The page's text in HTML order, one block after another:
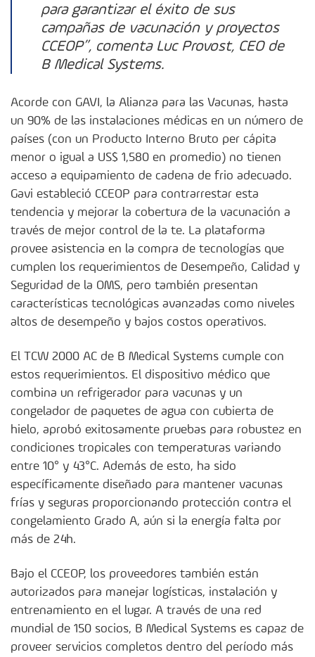
para garantizar el éxito de sus
campañas de vacunación y proyectos
CCEOP”, comenta Luc Provost, CEO de
B Medical Systems.
Acorde con GAVI, la Alianza para las Vacunas, hasta
un 90% de las instalaciones médicas en un número de
países (con un Producto Interno Bruto per cápita
menor o igual a US$ 1,580 en promedio) no tienen
acceso a equipamiento de cadena de frio adecuado.
Gavi estableció CCEOP para contrarrestar esta
tendencia y mejorar la cobertura de la vacunación a
través de mejor control de la te. La plataforma
provee asistencia en la compra de tecnologías que
cumplen los requerimientos de Desempeño, Calidad y
Seguridad de la OMS, pero también presentan
características tecnológicas avanzadas como niveles
altos de desempeño y bajos costos operativos.
El TCW 2000 AC de B Medical Systems cumple con
estos requerimientos. El dispositivo médico que
combina un refrigerador para vacunas y un
congelador de paquetes de agua con cubierta de
hielo, aprobó exitosamente pruebas para robustez en
condiciones tropicales con temperaturas variando
entre 10° y 43°C. Además de esto, ha sido
específicamente diseñado para mantener vacunas
frías y seguras proporcionando protección contra el
congelamiento Grado A, aún si la energía falta por
más de 24h.
Bajo el CCEOP, los proveedores también están
autorizados para manejar logísticas, instalación y
entrenamiento en el lugar. A través de una red
mundial de 150 socios, B Medical Systems es capaz de
proveer servicios completos dentro del período más